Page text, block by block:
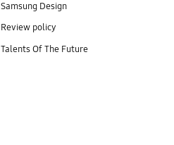
Samsung Design
Review policy
Talents Of The Future